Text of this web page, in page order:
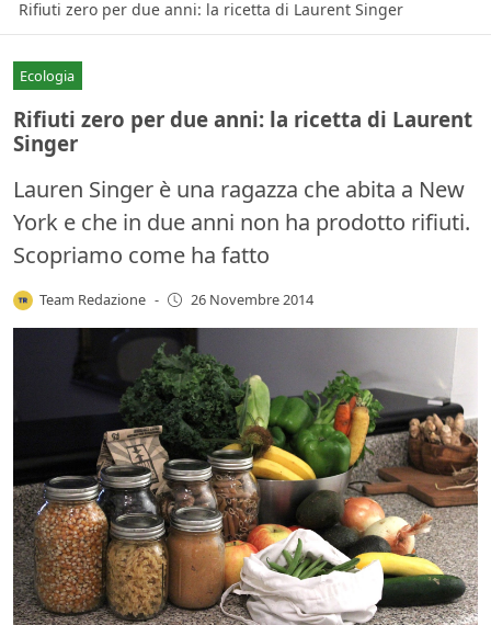
Rifiuti zero per due anni: la ricetta di Laurent Singer
Ecologia
Rifiuti zero per due anni: la ricetta di Laurent
Singer
Lauren Singer è una ragazza che abita a New
York e che in due anni non ha prodotto rifiuti.
Scopriamo come ha fatto
Team Redazione - 26 Novembre 2014